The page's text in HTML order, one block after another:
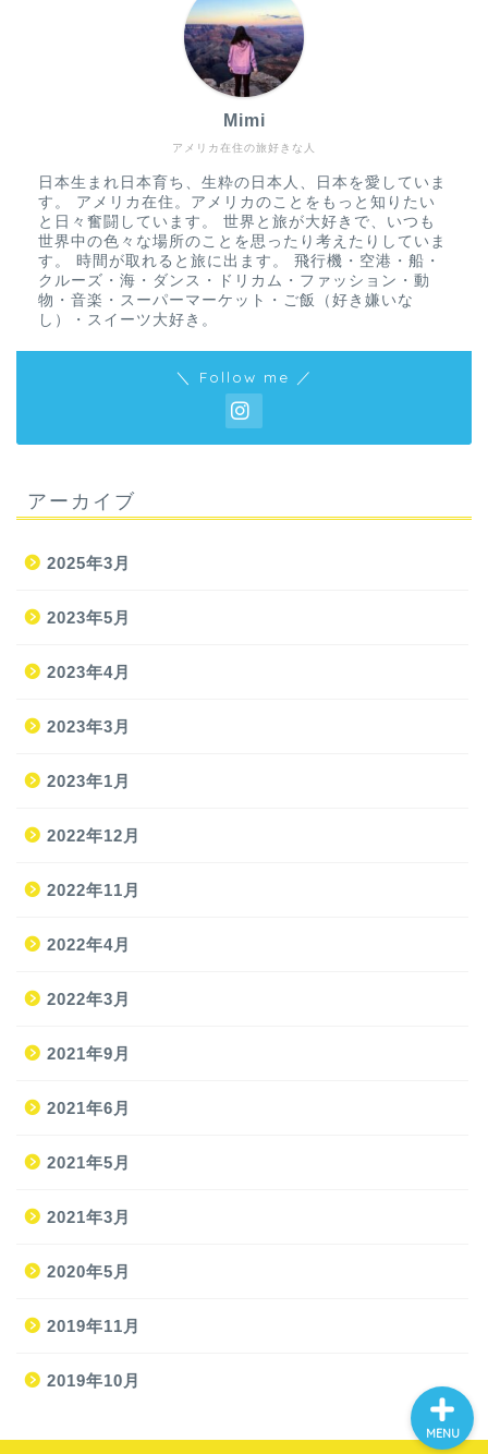
アメリカ在住の旅好きな人
Mimi
日本生まれ日本育ち、生粋の日本人、日本を愛していま
す。 アメリカ在住。アメリカのことをもっと知りたい
と日々奮闘しています。 世界と旅が大好きで、いつも
世界中の色々な場所のことを思ったり考えたりしていま
す。 時間が取れると旅に出ます。 飛行機・空港・船・
クルーズ・海・ダンス・ドリカム・ファッション・動
物・音楽・スーパーマーケット・ご飯（好き嫌いな
し）・スイーツ大好き。
＼ Follow me ／
アーカイブ
2025年3月
2023年5月
2023年4月
2023年3月
2023年1月
2022年12月
2022年11月
2022年4月
2022年3月
2021年9月
2021年6月
2021年5月
2021年3月
2020年5月
2019年11月
2019年10月
MENU